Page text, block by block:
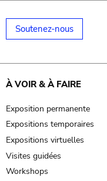
Soutenez-nous
À VOIR & À FAIRE
Exposition permanente
Expositions temporaires
Expositions virtuelles
Visites guidées
Workshops